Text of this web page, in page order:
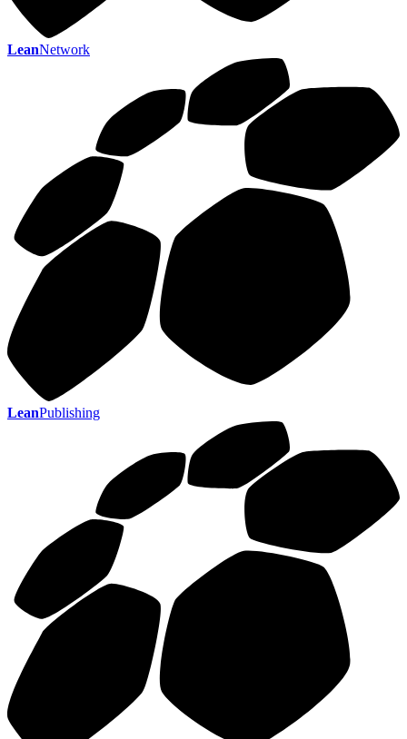
LeanNetwork
LeanPublishing